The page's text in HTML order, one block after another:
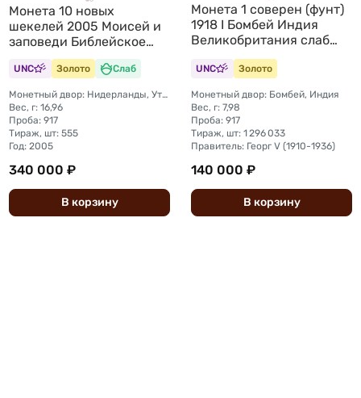
Монета 10 новых
шекелей 2005 Моисей и
заповеди Библейское
искусство Израиль слаб
NGC PF 70
UNC Золото Слаб
Монетный двор: Нидерланды, Утрехт
Вес, г: 16,96
Проба: 917
Тираж, шт: 555
Год: 2005
340 000 ₽
В корзину
Монета 1 соверен (фунт)
1918 I Бомбей Индия
Великобритания слаб
UNC Золото
Монетный двор: Бомбей, Индия
Вес, г: 7,98
Проба: 917
Тираж, шт: 1 296 033
Правитель: Георг V (1910-1936)
140 000 ₽
В корзину